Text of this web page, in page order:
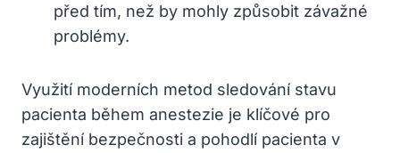
před tím, než by mohly způsobit závažné
problémy.
Využití moderních metod sledování stavu
pacienta během anestezie je klíčové pro
zajištění bezpečnosti a pohodlí pacienta v